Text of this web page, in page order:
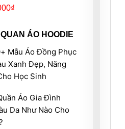
₫
ÁO HOODIE
Mẫu Áo Đồng Phục
Xanh Đẹp, Năng
Học Sinh
Áo Gia Đình
Da Như Nào Cho